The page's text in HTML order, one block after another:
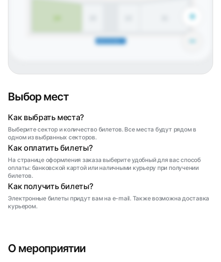
Выбор мест
Как выбрать места?
Выберите сектор и количество билетов. Все места будут рядом в
одном из выбранных секторов.
Как оплатить билеты?
На странице оформления заказа выберите удобный для вас способ
оплаты: банковской картой или наличными курьеру при получении
билетов.
Как получить билеты?
Электронные билеты придут вам на e-mail. Также возможна доставка
курьером.
+
−
О мероприятии